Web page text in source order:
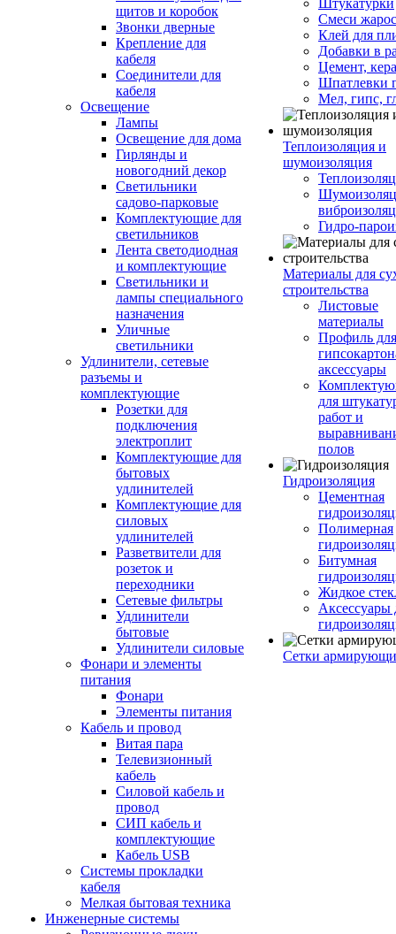
щитов и коробок
Звонки дверные
Крепление для
кабеля
Соединители для
кабеля
Освещение
Лампы
Освещение для дома
Гирлянды и
новогодний декор
Светильники
садово-парковые
Комплектующие для
светильников
Лента светодиодная
и комплектующие
Светильники и
лампы специального
назначения
Уличные
светильники
Удлинители, сетевые
разъемы и
комплектующие
Розетки для
подключения
электроплит
Комплектующие для
бытовых
удлинителей
Комплектующие для
силовых
удлинителей
Разветвители для
розеток и
переходники
Сетевые фильтры
Удлинители
бытовые
Удлинители силовые
Фонари и элементы
питания
Фонари
Элементы питания
Кабель и провод
Витая пара
Телевизионный
кабель
Силовой кабель и
провод
СИП кабель и
комплектующие
Кабель USB
Системы прокладки
кабеля
Мелкая бытовая техника
Инженерные системы
Штукатурки
Смеси
Клей для
Добавки в
Цемент,
Шпатлевки
Мел, гипс,
Теплоизоляция и
шумоизоляция
Гидро-
Материалы для
строительства
Листовые
материалы
Профиль для
аксессуары
для
работ и
полов
Гидроизоляция
Цементная
Полимерная
Битумная
Жидкое
Аксессуары
Сетки